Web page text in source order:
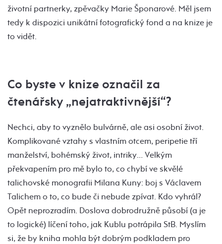
životní partnerky, zpěvačky Marie Šponarové. Měl jsem
tedy k dispozici unikátní fotografický fond a na knize je
to vidět.
Co byste v knize označil za
čtenářsky „nejatraktivnější“?
Nechci, aby to vyznělo bulvárně, ale asi osobní život.
Komplikované vztahy s vlastním otcem, peripetie tří
manželství, bohémský život, intriky… Velkým
překvapením pro mě bylo to, co chybí ve skvělé
talichovské monografii Milana Kuny: boj s Václavem
Talichem o to, co bude či nebude zpívat. Kdo vyhrál?
Opět neprozradím. Doslova dobrodružně působí (a je
to logické) líčení toho, jak Kublu potrápila StB. Myslím
si, že by kniha mohla být dobrým podkladem pro